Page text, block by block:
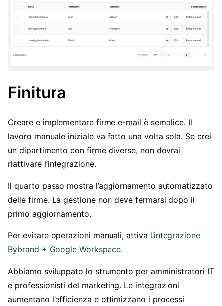
Finitura
Creare e implementare firme e-mail è semplice. Il
lavoro manuale iniziale va fatto una volta sola. Se crei
un dipartimento con firme diverse, non dovrai
riattivare l’integrazione.
Il quarto passo mostra l’aggiornamento automatizzato
delle firme. La gestione non deve fermarsi dopo il
primo aggiornamento.
Per evitare operazioni manuali, attiva l’integrazione
Bybrand + Google Workspace.
Abbiamo sviluppato lo strumento per amministratori IT
e professionisti del marketing. Le integrazioni
aumentano l’efficienza e ottimizzano i processi